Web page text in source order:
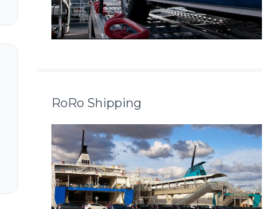
RoRo Shipping